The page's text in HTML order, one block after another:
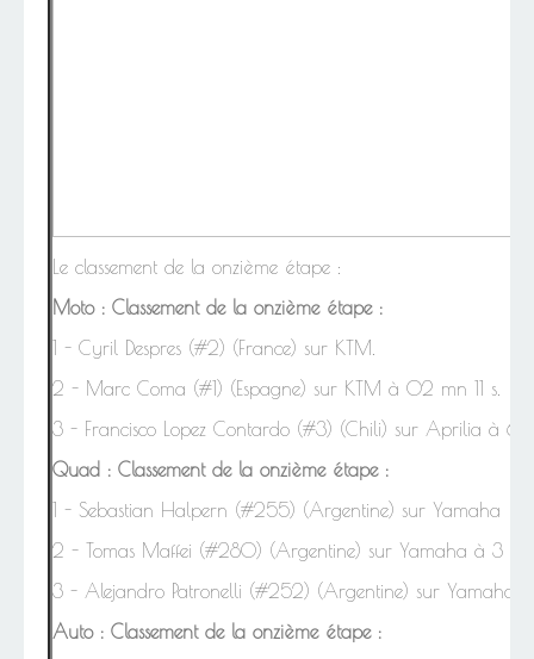
Le classement de la onzième étape :
Moto : Classement de la onzième étape :
1 - Cyril Despres (#2) (France) sur KTM.
2 - Marc Coma (#1) (Espagne) sur KTM à 02 mn 11 s.
3 - Francisco Lopez Contardo (#3) (Chili) sur Aprilia à 6
Quad : Classement de la onzième étape :
1 - Sebastian Halpern (#255) (Argentine) sur Yamaha
2 - Tomas Maffei (#280) (Argentine) sur Yamaha à 3
3 - Alejandro Patronelli (#252) (Argentine) sur Yamaha
Auto : Classement de la onzième étape :